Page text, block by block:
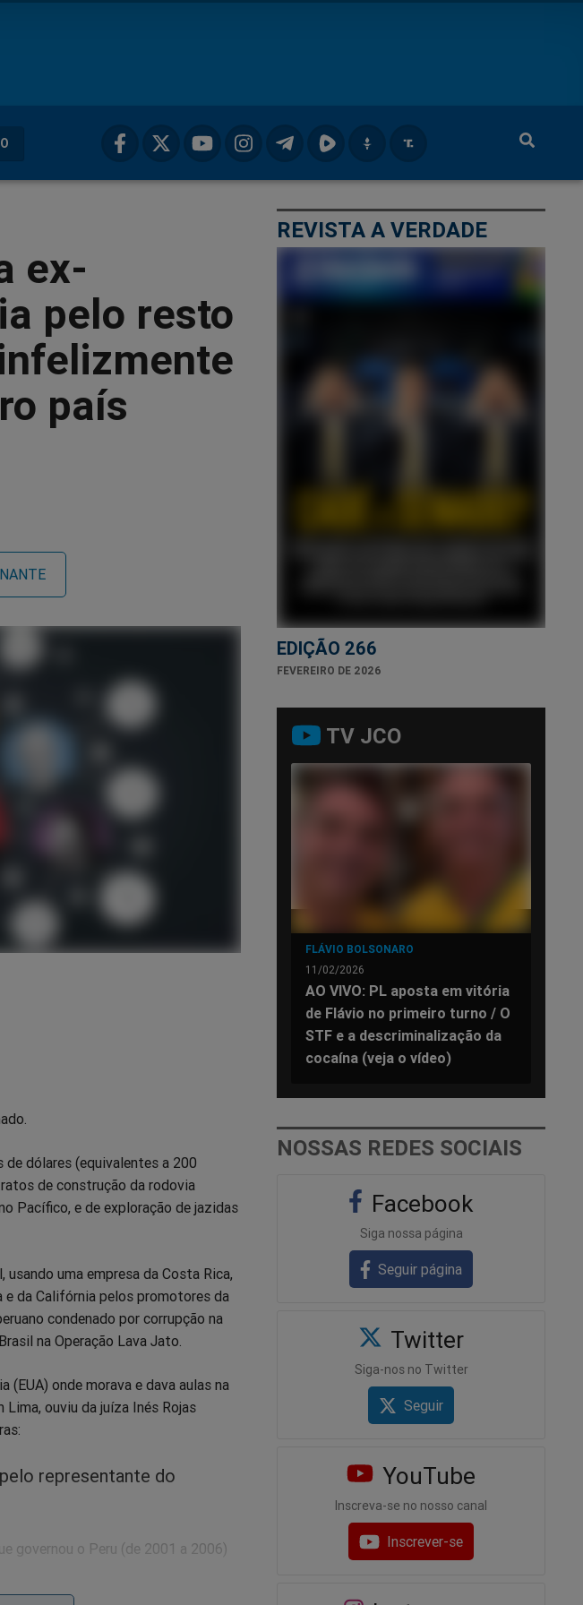
ex-
pelo resto
país
dólares (equivalentes a 200
de construção da rodovia
Pacífico, e de exploração de jazidas
uma empresa da Costa Rica,
da Califórnia pelos promotores da
condenado por corrupção na
na Operação Lava Jato.
onde morava e dava aulas na
ouviu da juíza Inés Rojas
representante do
governou o Peru (de 2001 a 2006)
REVISTA A VERDADE
EDIÇÃO 266
FEVEREIRO DE 2026
TV JCO
FLÁVIO BOLSONARO
11/02/2026
AO VIVO: PL aposta em vitória
de Flávio no primeiro turno / O
STF e a descriminalização da
cocaína (veja o vídeo)
NOSSAS REDES SOCIAIS
Facebook
Siga nossa página
Seguir página
Twitter
Siga-nos no Twitter
Seguir
YouTube
Inscreva-se no nosso canal
Inscrever-se